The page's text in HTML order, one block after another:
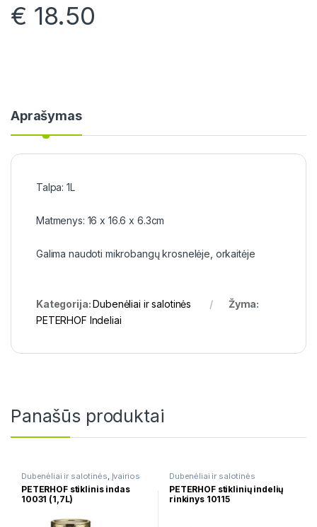
€ 18.50
Aprašymas
Talpa: 1L
Matmenys: 16 x 16.6 x 6.3cm
Galima naudoti mikrobangų krosnelėje, orkaitėje
Kategorija:Dubenėliai ir salotinės
Žyma:
PETERHOF Indeliai
Panašūs produktai
Dubenėliai ir salotinės, Įvairios
prekės
PETERHOF stiklinis indas
10031 (1,7L)
Dubenėliai ir salotinės
PETERHOF stiklinių indelių
rinkinys 10115